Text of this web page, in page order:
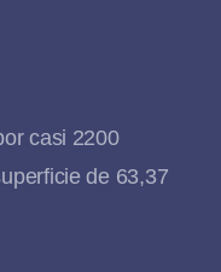
casi 2200
de 63,37